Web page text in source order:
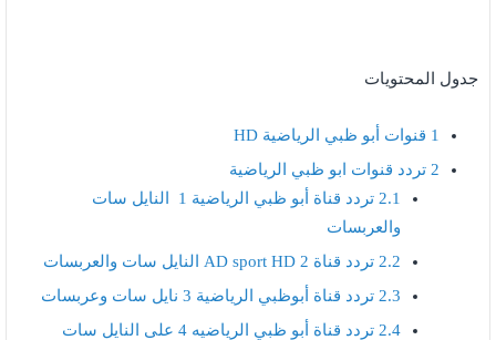
جدول المحتويات
1 قنوات أبو ظبي الرياضية HD
2 تردد قنوات ابو ظبي الرياضية
2.1
تردد قناة أبو ظبي الرياضية 1 النايل سات
والعربسات
2.2 تردد قناة AD sport HD 2 النايل سات والعربسات
2.3 تردد قناة أبوظبي الرياضية 3 نايل سات وعربسات
2.4
تردد قناة أبو ظبي الرياضيه 4 على النايل سات